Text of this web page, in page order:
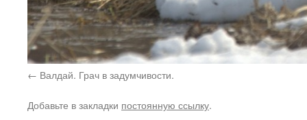
Валдай. Грач в задумчивости.
Добавьте в закладки постоянную ссылку.